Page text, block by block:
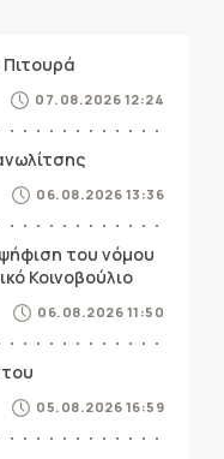
07.08.2026 12:24
06.08.2026 13:36
του νόμου
Κοινοβούλιο
06.08.2026 11:50
05.08.2026 16:59